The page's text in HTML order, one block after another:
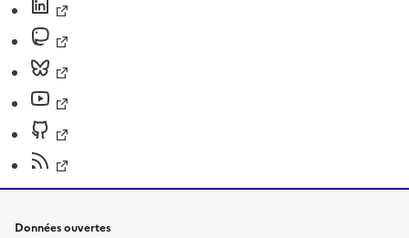
Données ouvertes